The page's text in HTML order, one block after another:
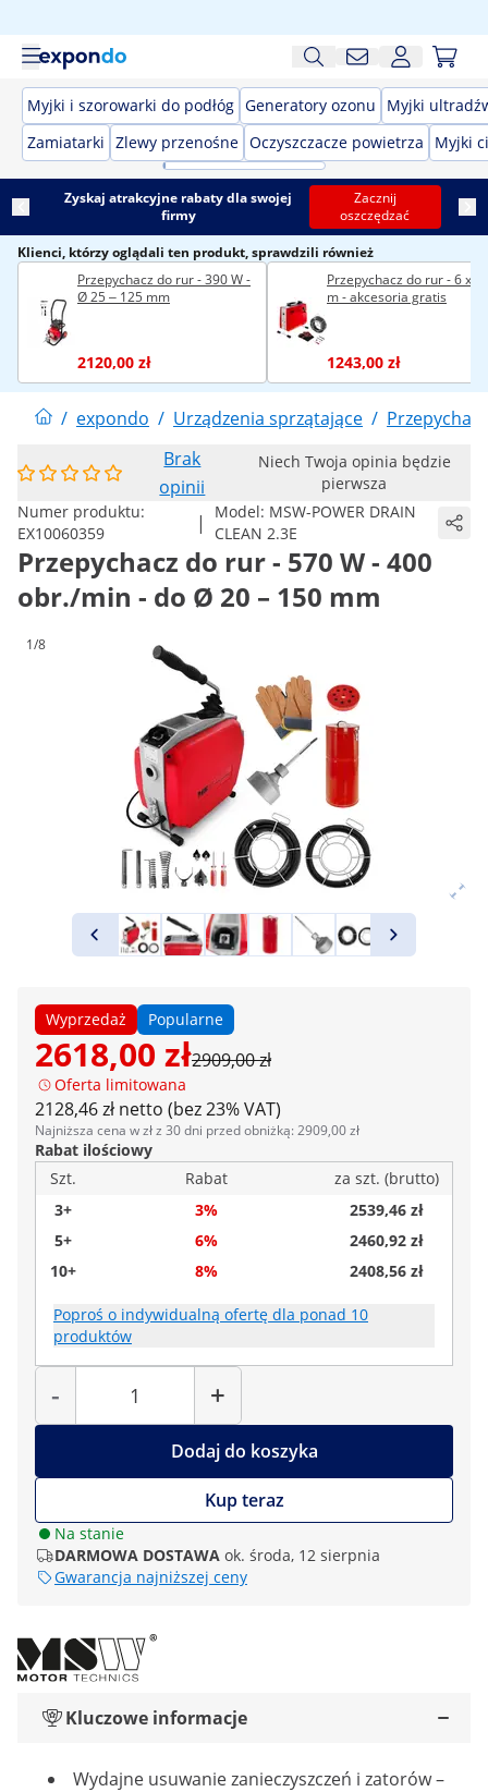
Myjki i szorowarki do podłóg Generatory ozonu
Myjki
Zamiatarki Zlewy przenośne Oczyszczacze powietrza Myjki
Zyskaj atrakcyjne rabaty dla swojej
firmy
Zacznij
oszczędzać
Klienci, którzy oglądali ten produkt, sprawdzili również
Przepychacz do rur - 390 W -
Ø 25 ‒ 125 mm
2120,00 zł
Przepychacz do rur - 6 x
m - akcesoria gratis
1243,00 zł
/ expondo / Urządzenia sprzątające /
Brak
opinii
Niech Twoja opinia będzie
pierwsza
Numer produktu:
EX10060359
| Model: MSW-POWER DRAIN
CLEAN 2.3E
Przepychacz do rur - 570 W - 400
obr./min - do Ø 20 – 150 mm
1/8
Wyprzedaż Popularne
2618,00 zł2909,00 zł
Oferta limitowana
2128,46 zł netto (bez 23% VAT)
Najniższa cena w zł z 30 dni przed obniżką: 2909,00 zł
Rabat ilościowy
Szt.
Rabat
za szt. (brutto)
3+
3%
2539,46 zł
5+
6%
2460,92 zł
10+
8% 2408,56 zł
Poproś o indywidualną ofertę dla ponad 10
produktów
-
Liczba
+
Dodaj do koszyka
Kup teraz
Na stanie
DARMOWA DOSTAWA ok. środa, 12 sierpnia
Gwarancja najniższej ceny
Kluczowe informacje
Wydajne usuwanie zanieczyszczeń i zatorów –